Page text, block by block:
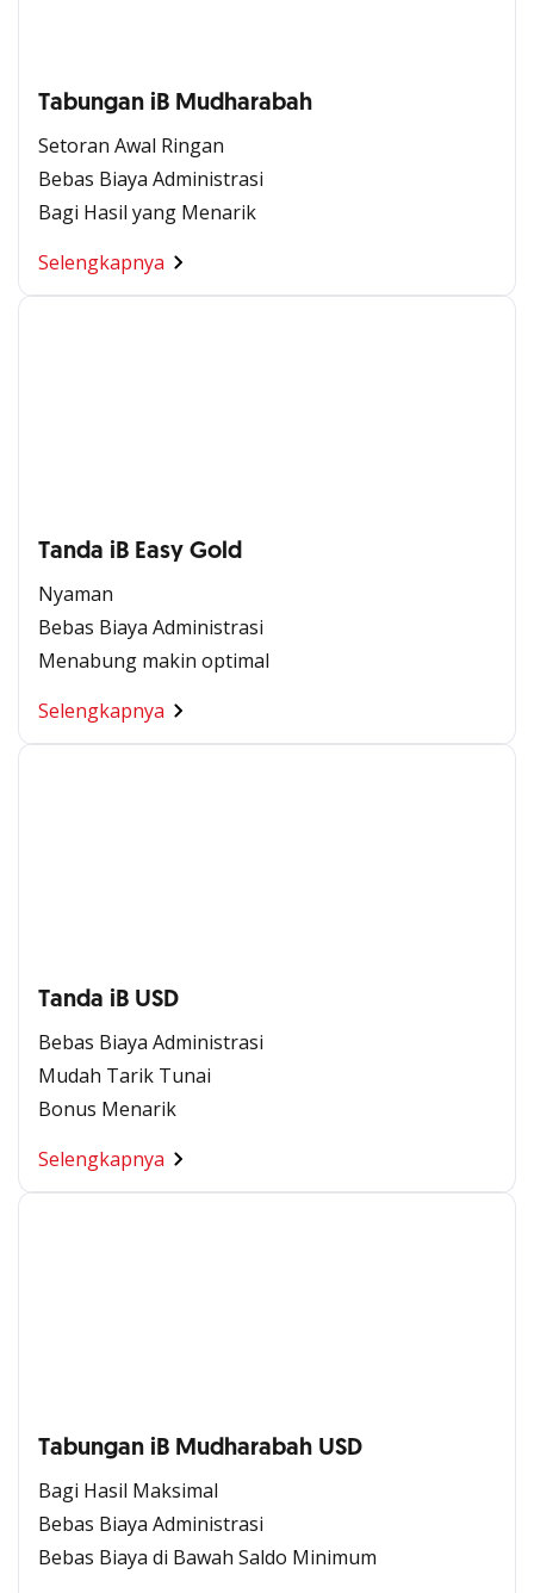
Tabungan iB Mudharabah
Setoran Awal Ringan
Bebas Biaya Administrasi
Bagi Hasil yang Menarik
Selengkapnya
Tanda iB Easy Gold
Nyaman
Bebas Biaya Administrasi
Menabung makin optimal
Selengkapnya
Tanda iB USD
Bebas Biaya Administrasi
Mudah Tarik Tunai
Bonus Menarik
Selengkapnya
Tabungan iB Mudharabah USD
Bagi Hasil Maksimal
Bebas Biaya Administrasi
Bebas Biaya di Bawah Saldo Minimum